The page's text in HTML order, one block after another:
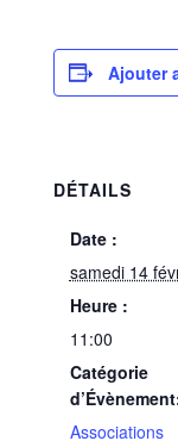
Ajouter
DÉTAILS
Date :
samedi 14
Heure :
11:00
Catégorie
Associations